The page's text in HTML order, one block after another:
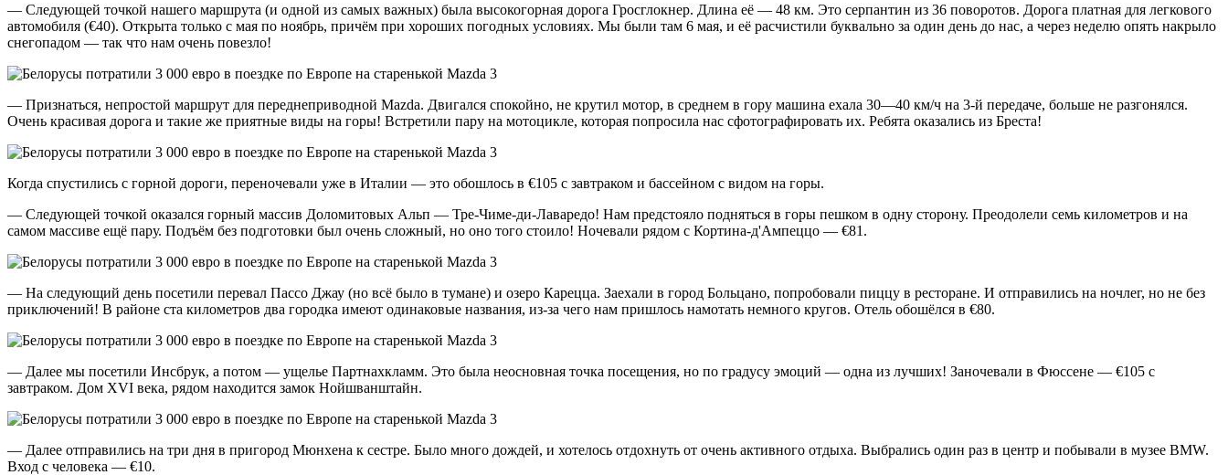
— Следующей точкой нашего маршрута (и одной из самых важных) была высокогорная дорога Гросглокнер. Длина её — 48 км. Это серпантин из 36 поворотов. Дорога платная для легкового
автомобиля (€40). Открыта только с мая по ноябрь, причём при хороших погодных условиях. Мы были там 6 мая, и её расчистили буквально за один день до нас, а через неделю опять накрыло
снегопадом — так что нам очень повезло!
— Признаться, непростой маршрут для переднеприводной Mazda. Двигался спокойно, не крутил мотор, в среднем в гору машина ехала 30—40 км/ч на 3-й передаче, больше не разгонялся.
Очень красивая дорога и такие же приятные виды на горы! Встретили пару на мотоцикле, которая попросила нас сфотографировать их. Ребята оказались из Бреста!
Когда спустились с горной дороги, переночевали уже в Италии — это обошлось в €105 с завтраком и бассейном с видом на горы.
— Следующей точкой оказался горный массив Доломитовых Альп — Тре-Чиме-ди-Лаваредо! Нам предстояло подняться в горы пешком в одну сторону. Преодолели семь километров и на
самом массиве ещё пару. Подъём без подготовки был очень сложный, но оно того стоило! Ночевали рядом с Кортина-д'Ампеццо — €81.
— На следующий день посетили перевал Пассо Джау (но всё было в тумане) и озеро Карецца. Заехали в город Больцано, попробовали пиццу в ресторане. И отправились на ночлег, но не без
приключений! В районе ста километров два городка имеют одинаковые названия, из-за чего нам пришлось намотать немного кругов. Отель обошёлся в €80.
— Далее мы посетили Инсбрук, а потом — ущелье Партнахкламм. Это была неосновная точка посещения, но по градусу эмоций — одна из лучших! Заночевали в Фюссене — €105 с
завтраком. Дом XVI века, рядом находится замок Нойшванштайн.
— Далее отправились на три дня в пригород Мюнхена к сестре. Было много дождей, и хотелось отдохнуть от очень активного отдыха. Выбрались один раз в центр и побывали в музее BMW.
Вход с человека — €10.